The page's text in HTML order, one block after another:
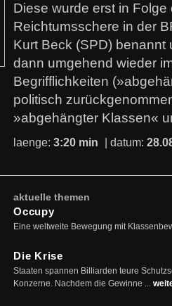
Diese wurde erst in
Reichtumsschere in der
Kurt Beck (SPD)
dann umgehend wieder
Begrifflichkeiten
politisch
»abgehängter Klassen«
laenge: 3:20 min | datum:
aktuelle themen
Occupy
Eine weltweite Bewegung mit
Die Krise
Staaten spannen Billiarden teure
Konzerne. Nachdem die Gewinne ...